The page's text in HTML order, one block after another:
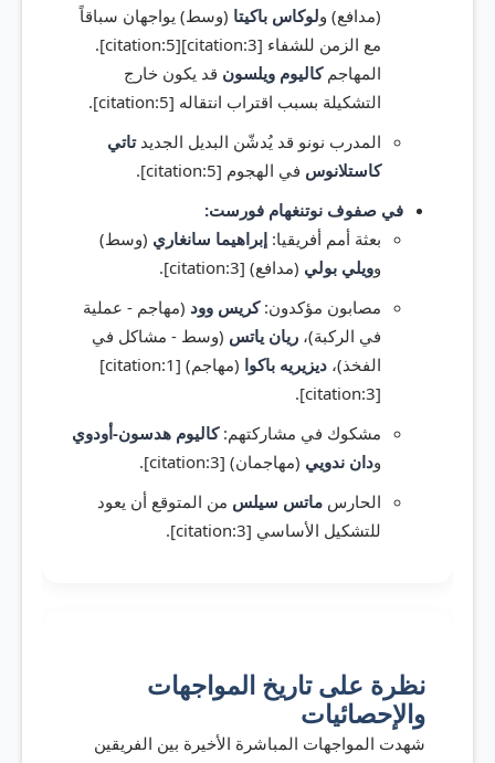
(مدافع) ولوكاس باكيتا (وسط) يواجهان سباقاً
مع الزمن للشفاء [citation:3][citation:5].
المهاجمكاليوم ويلسون قد يكون خارج
التشكيلة بسبب اقتراب انتقاله [citation:5].
المدرب نونو قد يُدشّن البديل الجديدتاتي
كاستلانوس في الهجوم [citation:5].
في صفوف نوتنغهام فورست:
بعثة أمم أفريقيا:إبراهيما سانغاري (وسط)
وويلي بولي (مدافع) [citation:3].
مصابون مؤكدون:كريس وود (مهاجم - عملية
في الركبة)،ريان ياتس (وسط - مشاكل في
الفخذ)،ديزيريه باكوا
(مهاجم) [citation:1]
[citation:3].
مشكوك في مشاركتهم:كاليوم هدسون-أودوي
ودان ندويي (مهاجمان) [citation:3].
الحارسماتس سيلس من المتوقع أن يعود
للتشكيل الأساسي [citation:3].
نظرة على تاريخ المواجهات
والإحصائيات
شهدت المواجهات المباشرة الأخيرة بين الفريقين